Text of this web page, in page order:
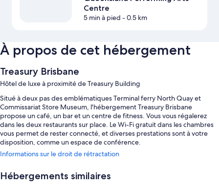
Centre
5 min à pied - 0.5 km
À propos de cet hébergement
Treasury Brisbane
Hôtel de luxe à proximité de Treasury Building
Situé à deux pas des emblématiques Terminal ferry North Quay et
Commissariat Store Museum, l'hébergement Treasury Brisbane
propose un café, un bar et un centre de fitness. Vous vous régalerez
dans les deux restaurants sur place. Le Wi-Fi gratuit dans les chambres
vous permet de rester connecté, et diverses prestations sont à votre
disposition, comme un espace de conférence.
D'autres petits plus vous attendent, notamment :
Service de location de limousines/berlines, petit déjeuner préparé
sur commande (en supplément) et parking avec voiturier (en
Informations sur le droit de rétractation
Hébergements similaires